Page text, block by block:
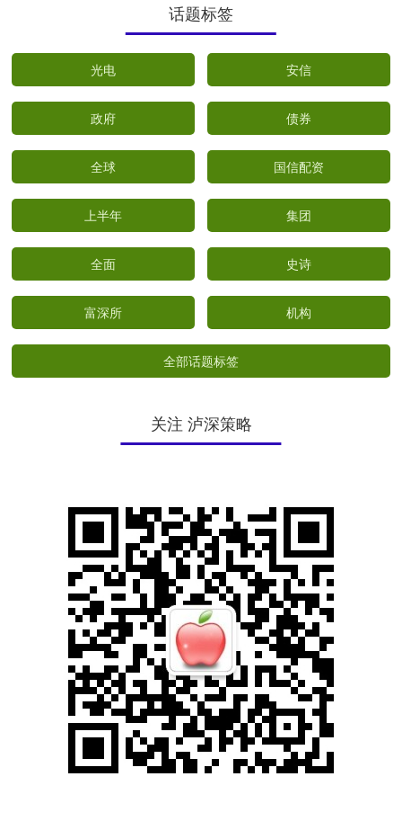
话题标签
光电 安信
政府 债券
全球 国信配资
上半年 集团
全面 史诗
富深所 机构
全部话题标签
关注 泸深策略